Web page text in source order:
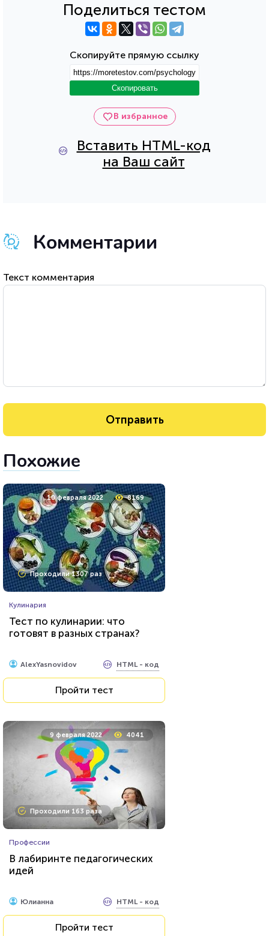
В избранное
Вставить HTML-код
на Ваш сайт
Поделиться тестом
Скопируйте прямую ссылку
Скопировать
Комментарии
Текст комментария
Похожие
10 февраля 2022 8169
Проходили 1307 раз
Кулинария
Тест по кулинарии: что
готовят в разных странах?
AlexYasnovidov HTML - код
Пройти тест
9 февраля 2022 4041
Проходили 163 раза
Профессии
В лабиринте педагогических
идей
Юлианна HTML - код
Пройти тест